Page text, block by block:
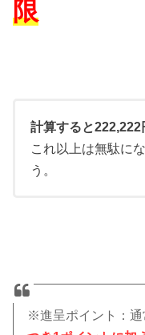
限
計算すると222,222
これ以上は無駄に
う。
※進呈ポイント：通